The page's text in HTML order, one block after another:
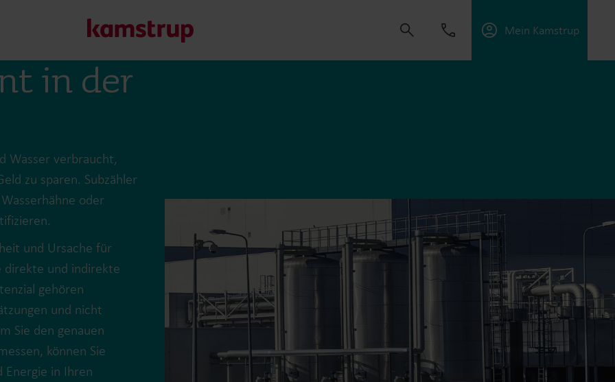
Mein Kamstrup
Unser Engagement für eine nachhaltigere Zukunft motiviert uns, Lösungen zu schaffen, die es unseren
Kunden ermöglichen, Wasserverluste zu minimieren, Versorgungsunternehmen zu unterstützen, die
Energieeffizienz zu maximieren und die Elektrifizierung effektiv zu managen.
in der
Wasser verbraucht,
zu sparen. Subzähler
oder
und Ursache für
direkte und indirekte
gehören
und nicht
Sie den genauen
können Sie
Energie in Ihren